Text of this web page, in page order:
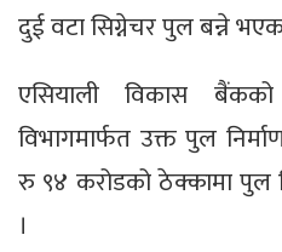
दुई वटा सिग्नेचर पुल बन्ने
एसियाली विकास
विभागमार्फत उक्त पुल
रु ९४ करोडको ठेक्कामा पुल
।